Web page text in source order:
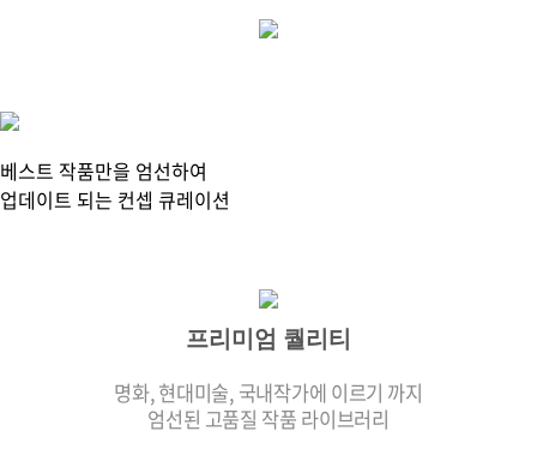
베스트 작품만을 엄선하여
업데이트 되는 컨셉 큐레이션
프리미엄 퀄리티
명화, 현대미술, 국내작가에 이르기 까지
엄선된 고품질 작품 라이브러리